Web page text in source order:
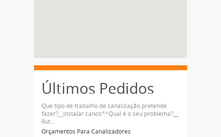
Últimos Pedidos
Que tipo de trabalho de canalização pretende
fazer?__Instalar canos^^Qual é o seu problema?__
Rut...
Orçamentos Para Canalizadores